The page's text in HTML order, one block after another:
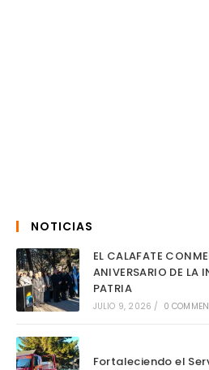
NOTICIAS
EL CALAFATE
ANIVERSARIO DE LA
PATRIA
JULIO 9, 2026 / 0
Fortaleciendo el